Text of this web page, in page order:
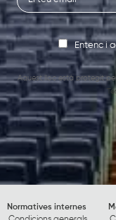
Entenc i
Aquest lloc està protegit per
Normatives internes